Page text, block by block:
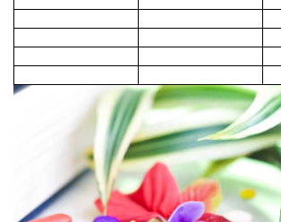
אני מאשרת קבלת דיוור פרסומי במייל